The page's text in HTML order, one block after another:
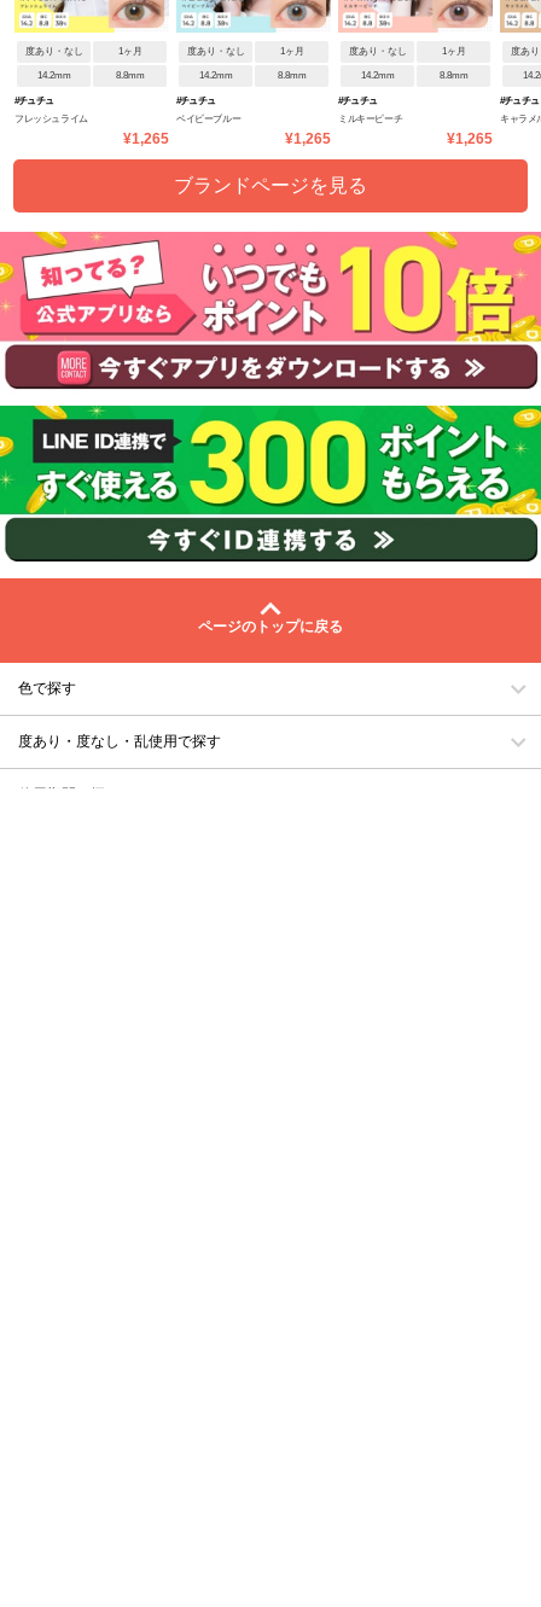
度あり・なし 1ヶ月
14.2mm 8.8mm
#チュチュ
フレッシュライム
¥1,265
度あり・なし 1ヶ月
14.2mm 8.8mm
#チュチュ
ベイビーブルー
¥1,265
度あり・なし 1ヶ月
14.2mm 8.8mm
#チュチュ
ミルキーピーチ
¥1,265
度あ
#チュチュ
キャラメ
ブランドページを見る
ページのトップに戻る
色で探す
度あり・度なし・乱使用で探す